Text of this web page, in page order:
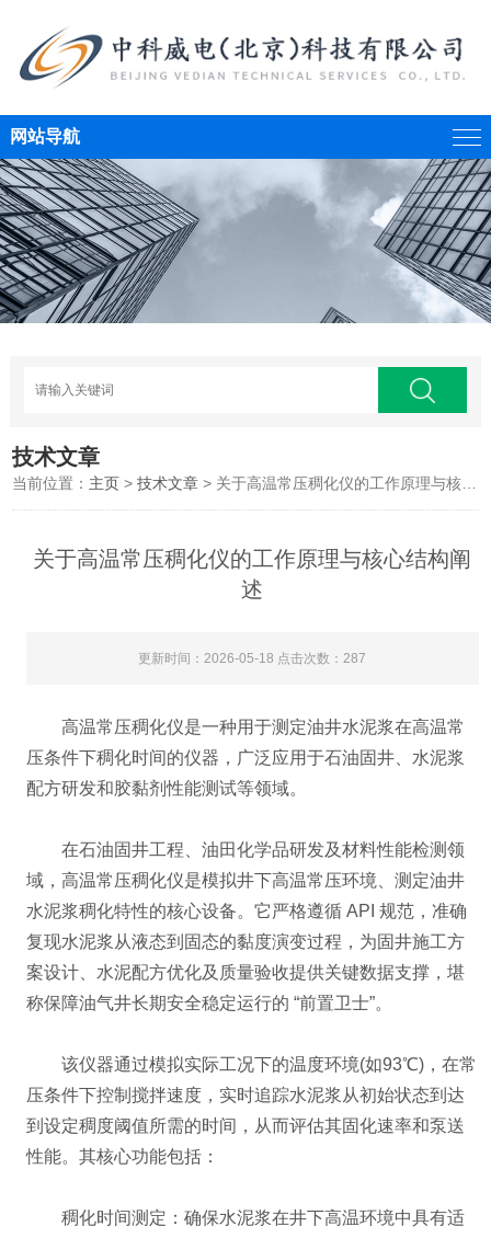
网站导航
技术文章
当前位置： 主页 >技术文章 > 关于高温常压稠化仪的工作原理与核心结构阐述
关于高温常压稠化仪的工作原理与核心结构阐
述
更新时间：2026-05-18 点击次数：287
高温常压稠化仪‌是一种用于测定油井水泥浆在高温常
压条件下稠化时间的仪器，广泛应用于石油固井、水泥浆
配方研发和胶黏剂性能测试等领域。
在石油固井工程、油田化学品研发及材料性能检测领
域，高温常压稠化仪是模拟井下高温常压环境、测定油井
水泥浆稠化特性的核心设备。它严格遵循 API 规范，准确
复现水泥浆从液态到固态的黏度演变过程，为固井施工方
案设计、水泥配方优化及质量验收提供关键数据支撑，堪
称保障油气井长期安全稳定运行的 “前置卫士”。
该仪器通过模拟实际工况下的温度环境(如93℃)，在常
压条件下控制搅拌速度，实时追踪水泥浆从初始状态到达
到设定稠度阈值所需的时间，从而评估其固化速率和泵送
性能。其核心功能包括：
‌稠化时间测定‌：确保水泥浆在井下高温环境中具有适